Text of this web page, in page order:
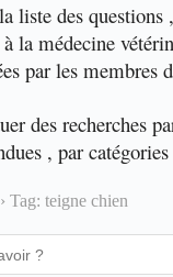
liste des
la médecine
par les membres
des recherches
, par
› Tag: teigne chien